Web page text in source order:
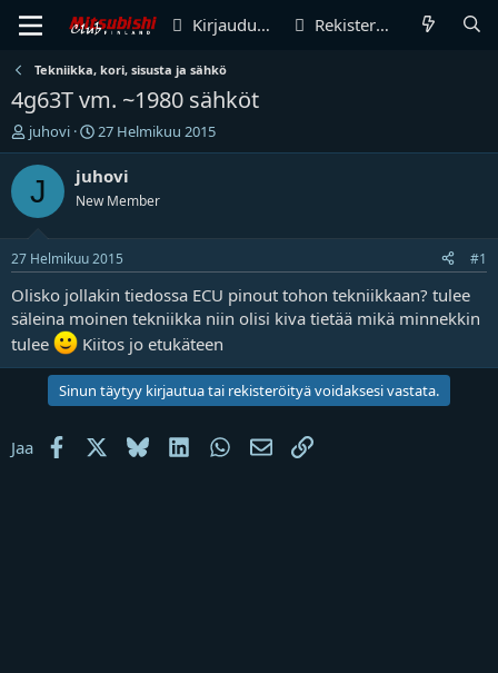
Kirjaudu sisään Rekisteröidy
Tekniikka, kori, sisusta ja sähkö
4g63T vm. ~1980 sähköt
V
i
e
k
e
t
j
u
n
a
t
juhovi
A
l
o
t
s
p
ä
i
v
ä
m
ä
ä
ä
27 Helmikuu 2015
J juhovi
New Member
27 Helmikuu 2015 #1
Olisko jollakin tiedossa ECU pinout tohon tekniikkaan? tulee
säleina moinen tekniikka niin olisi kiva tietää mikä minnekkin
tulee
Kiitos jo etukäteen
Sinun täytyy kirjautua tai rekisteröityä voidaksesi vastata.
Jaa Facebook BlueskyLinkedInWhatsAppSähköposti
Linkki